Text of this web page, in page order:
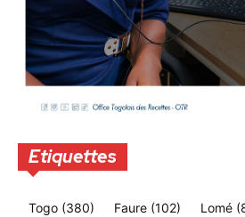
Etiquettes
Togo (380) Faure (102) Lomé